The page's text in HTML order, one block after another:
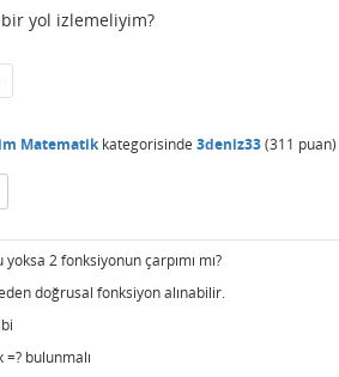
yol izlemeliyim?
Matematikkategorisinde 3deniz33(311 puan)
2 fonksiyonun çarpımı mı?
doğrusal fonksiyon alınabilir.
bulunmalı